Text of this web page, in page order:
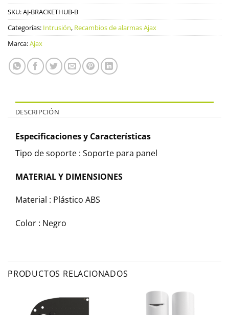
SKU:AJ-BRACKETHUB-B
Categorías: Intrusión, Recambios de alarmas Ajax
Marca:Ajax
DESCRIPCIÓN
Especificaciones y Características
Tipo de soporte : Soporte para panel
MATERIAL Y DIMENSIONES
Material : Plástico ABS
Color : Negro
PRODUCTOS RELACIONADOS